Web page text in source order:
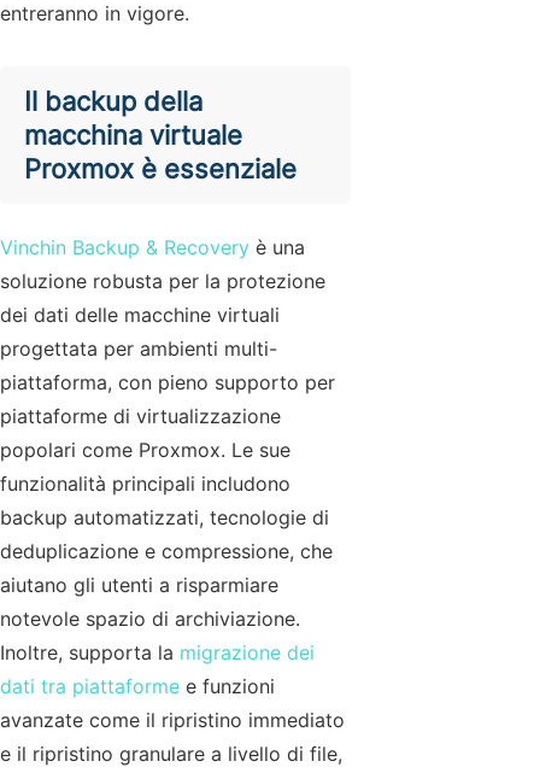
entreranno in vigore.
Il backup della
macchina virtuale
Proxmox è essenziale
Vinchin Backup & Recovery è una
soluzione robusta per la protezione
dei dati delle macchine virtuali
progettata per ambienti multi-
piattaforma, con pieno supporto per
piattaforme di virtualizzazione
popolari come Proxmox. Le sue
funzionalità principali includono
backup automatizzati, tecnologie di
deduplicazione e compressione, che
aiutano gli utenti a risparmiare
notevole spazio di archiviazione.
Inoltre, supporta la migrazione dei
dati tra piattaforme e funzioni
avanzate come il ripristino immediato
e il ripristino granulare a livello di file,